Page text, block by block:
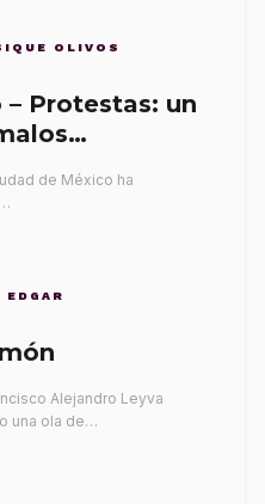
OLIVOS
Protestas: un
de México ha
Alejandro Leyva
una ola de…